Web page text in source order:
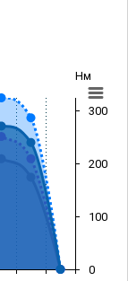
Нм
0
100
200
300